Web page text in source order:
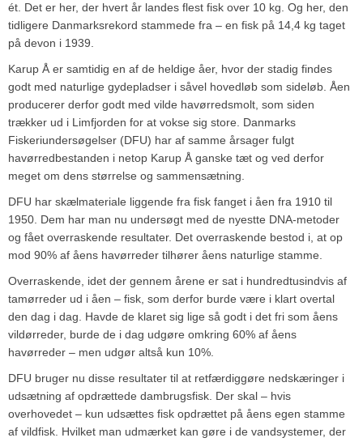
ét. Det er her, der hvert år landes flest fisk over 10 kg. Og her, den
tidligere Danmarksrekord stammede fra – en fisk på 14,4 kg taget
på devon i 1939.
Karup Å er samtidig en af de heldige åer, hvor der stadig findes
godt med naturlige gydepladser i såvel hovedløb som sideløb. Åen
producerer derfor godt med vilde havørredsmolt, som siden
trækker ud i Limfjorden for at vokse sig store. Danmarks
Fiskeriundersøgelser (DFU) har af samme årsager fulgt
havørredbestanden i netop Karup Å ganske tæt og ved derfor
meget om dens størrelse og sammensætning.
DFU har skælmateriale liggende fra fisk fanget i åen fra 1910 til
1950. Dem har man nu undersøgt med de nyestte DNA-metoder
og fået overraskende resultater. Det overraskende bestod i, at op
mod 90% af åens havørreder tilhører åens naturlige stamme.
Overraskende, idet der gennem årene er sat i hundredtusindvis af
tamørreder ud i åen – fisk, som derfor burde være i klart overtal
den dag i dag. Havde de klaret sig lige så godt i det fri som åens
vildørreder, burde de i dag udgøre omkring 60% af åens
havørreder – men udgør altså kun 10%.
DFU bruger nu disse resultater til at retfærdiggøre nedskæringer i
udsætning af opdrættede dambrugsfisk. Der skal – hvis
overhovedet – kun udsættes fisk opdrættet på åens egen stamme
af vildfisk. Hvilket man udmærket kan gøre i de vandsystemer, der